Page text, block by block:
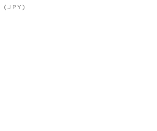
(JPY)